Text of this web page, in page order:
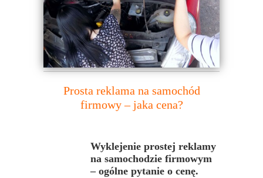
Prosta reklama na samochód
firmowy – jaka cena?
Wyklejenie prostej reklamy
na samochodzie firmowym
– ogólne pytanie o cenę.